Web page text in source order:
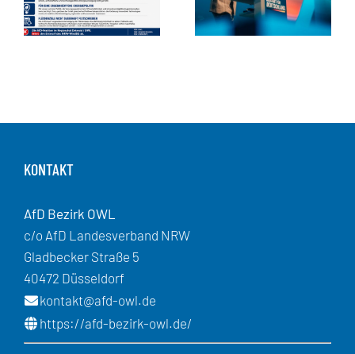
KONTAKT
AfD Bezirk OWL
c/o AfD Landesverband NRW
Gladbecker Straße 5
40472 Düsseldorf
kontakt@afd-owl.de
https://afd-bezirk-owl.de/